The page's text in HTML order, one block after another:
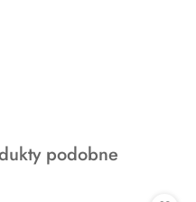
podobne